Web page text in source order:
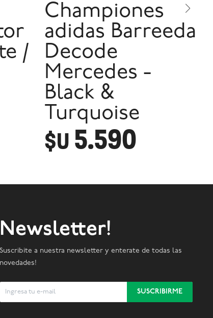
/
Championes
adidas Barreeda
Decode
Mercedes -
Black &
Turquoise
$U 5.590
Newsletter!
Suscribite a nuestra newsletter y enterate de todas las
novedades!
SUSCRIBIRME